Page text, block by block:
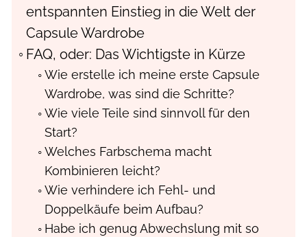
entspannten Einstieg in die Welt der
Capsule Wardrobe
FAQ, oder: Das Wichtigste in Kürze
Wie erstelle ich meine erste Capsule
Wardrobe, was sind die Schritte?
Wie viele Teile sind sinnvoll für den
Start?
Welches Farbschema macht
Kombinieren leicht?
Wie verhindere ich Fehl- und
Doppelkäufe beim Aufbau?
Habe ich genug Abwechslung mit so